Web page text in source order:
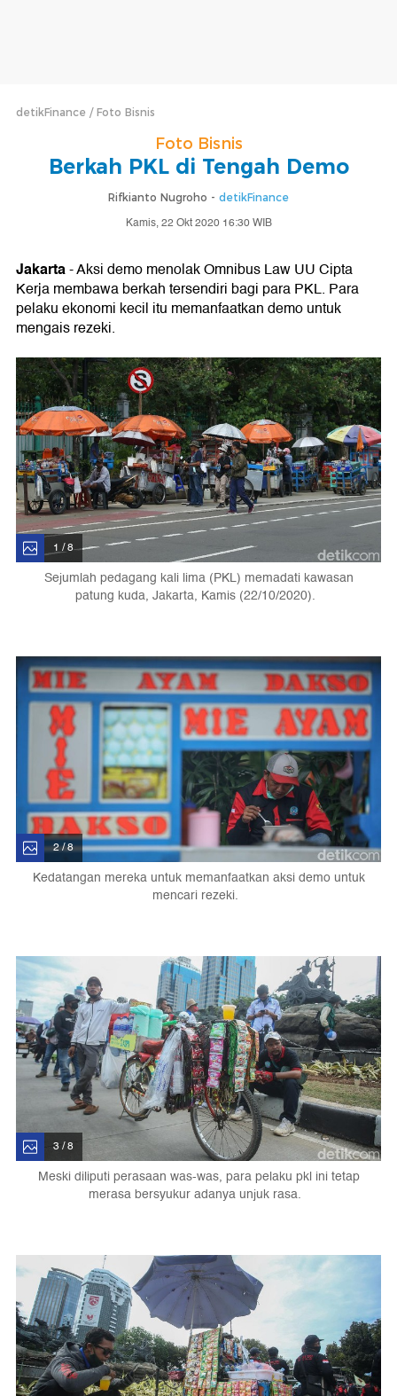
detikFinance Foto Bisnis
Foto Bisnis
Berkah PKL di Tengah Demo
Rifkianto Nugroho - detikFinance
Kamis, 22 Okt 2020 16:30 WIB
Jakarta- Aksi demo menolak Omnibus Law UU Cipta
Kerja membawa berkah tersendiri bagi para PKL. Para
pelaku ekonomi kecil itu memanfaatkan demo untuk
mengais rezeki.
1 / 8
Sejumlah pedagang kali lima (PKL) memadati kawasan
patung kuda, Jakarta, Kamis (22/10/2020).
2 / 8
Kedatangan mereka untuk memanfaatkan aksi demo untuk
mencari rezeki.
3 / 8
Meski diliputi perasaan was-was, para pelaku pkl ini tetap
merasa bersyukur adanya unjuk rasa.